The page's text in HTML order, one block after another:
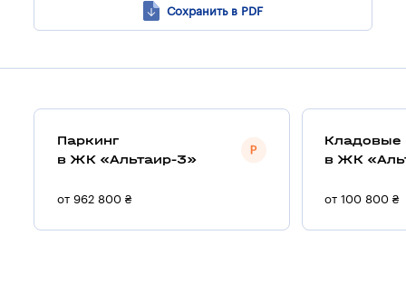
Сохранить в PDF
Паркинг
в ЖК «Альтаир-3»
от 962 800 ₴
Кладовые
в ЖК
от 100 800 ₴